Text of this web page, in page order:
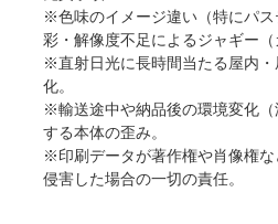
※色味のイメージ違い（特にパ
彩・解像度不足によるジャギー（
※直射日光に長時間当たる屋内
化。
※輸送途中や納品後の環境変化
する本体の歪み。
※印刷データが著作権や肖像権
侵害した場合の一切の責任。